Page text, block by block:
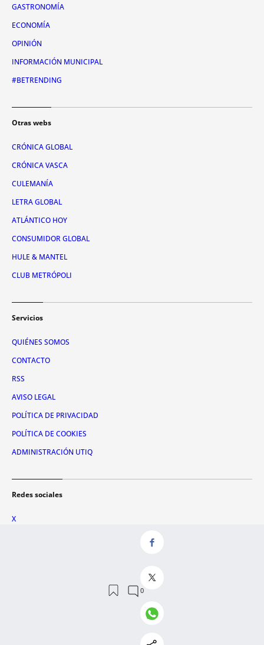
GASTRONOMÍA
ECONOMÍA
OPINIÓN
INFORMACIÓN MUNICIPAL
#BETRENDING
Otras webs
CRÓNICA GLOBAL
CRÓNICA VASCA
CULEMANÍA
LETRA GLOBAL
ATLÁNTICO HOY
CONSUMIDOR GLOBAL
HULE & MANTEL
CLUB METRÓPOLI
Servicios
QUIÉNES SOMOS
CONTACTO
RSS
AVISO LEGAL
POLÍTICA DE PRIVACIDAD
POLÍTICA DE COOKIES
ADMINISTRACIÓN UTIQ
Redes sociales
X